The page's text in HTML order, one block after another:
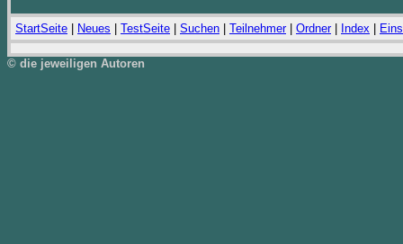
StartSeite Neues TestSeite Suchen Teilnehmer| Ordner| Index
© die jeweiligen Autoren